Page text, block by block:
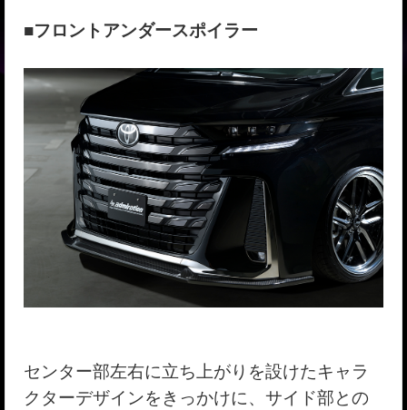
■フロントアンダースポイラー
センター部左右に立ち上がりを設けたキャラ
クターデザインをきっかけに、サイド部との